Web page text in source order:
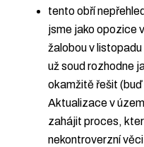
tento obří
jsme jako opozice
žalobou v
už soud rozhodne
okamžitě řešit
Aktualizace v
zahájit proces,
nekontroverzní